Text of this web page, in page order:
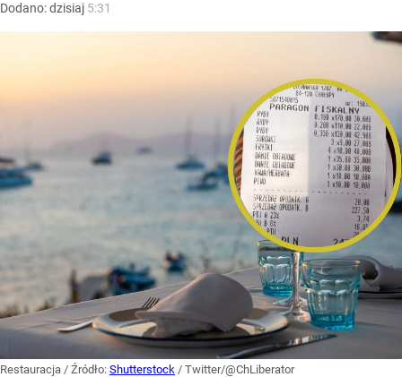
Dodano:dzisiaj 5:31
Restauracja / Źródło: Shutterstock / Twitter/@ChLiberator